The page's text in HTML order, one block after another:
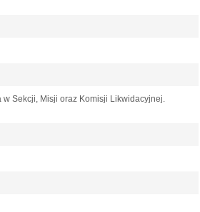
w Sekcji, Misji oraz Komisji Likwidacyjnej.